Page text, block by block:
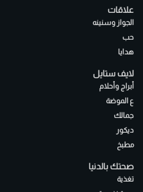
علاقات
الجواز وسنينه
حب
هدايا
لايف ستايل
أبراج وأحلام
ع الموضة
جمالك
ديكور
مطبخ
صحتك بالدنيا
تغذية